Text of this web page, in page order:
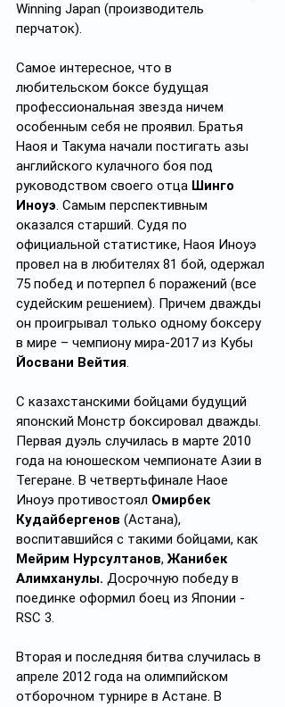
Winning Japan (производитель
перчаток).
Самое интересное, что в
любительском боксе будущая
профессиональная звезда ничем
особенным себя не проявил. Братья
Наоя и Такума начали постигать азы
английского кулачного боя под
руководством своего отца Шинго
Иноуэ. Самым перспективным
оказался старший. Судя по
официальной статистике, Наоя Иноуэ
провел на в любителях 81 бой, одержал
75 побед и потерпел 6 поражений (все
судейским решением). Причем дважды
он проигрывал только одному боксеру
в мире – чемпиону мира-2017 из Кубы
Йосвани Вейтия.
С казахстанскими бойцами будущий
японский Монстр боксировал дважды.
Первая дуэль случилась в марте 2010
года на юношеском чемпионате Азии в
Тегеране. В четвертьфинале Наое
Иноуэ противостоял Омирбек
Кудайбергенов (Астана),
воспитавшийся с такими бойцами, как
Мейрим Нурсултанов, Жанибек
Алимханулы. Досрочную победу в
поединке оформил боец из Японии -
RSC 3.
Вторая и последняя битва случилась в
апреле 2012 года на олимпийском
отборочном турнире в Астане. В